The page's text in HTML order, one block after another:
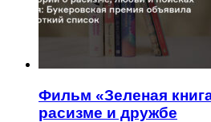
Фильм «Зеленая
расизме и дружбе